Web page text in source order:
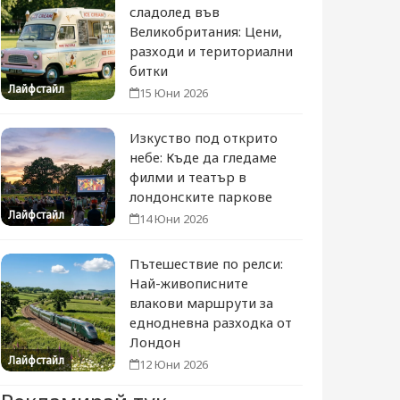
Лайфстайл
сладолед във
Великобритания: Цени,
разходи и териториални
битки
15 Юни 2026
Лайфстайл
Изкуство под открито
небе: Къде да гледаме
филми и театър в
лондонските паркове
14 Юни 2026
Лайфстайл
Пътешествие по релси:
Най-живописните
влакови маршрути за
еднодневна разходка от
Лондон
12 Юни 2026